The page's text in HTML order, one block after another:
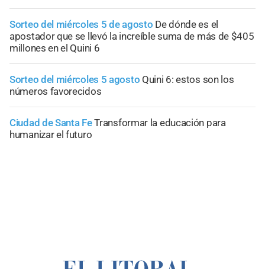
Sorteo del miércoles 5 de agosto De dónde es el
apostador que se llevó la increíble suma de más de $405
millones en el Quini 6
Sorteo del miércoles 5 agosto Quini 6: estos son los
números favorecidos
Ciudad de Santa FeTransformar la educación para
humanizar el futuro